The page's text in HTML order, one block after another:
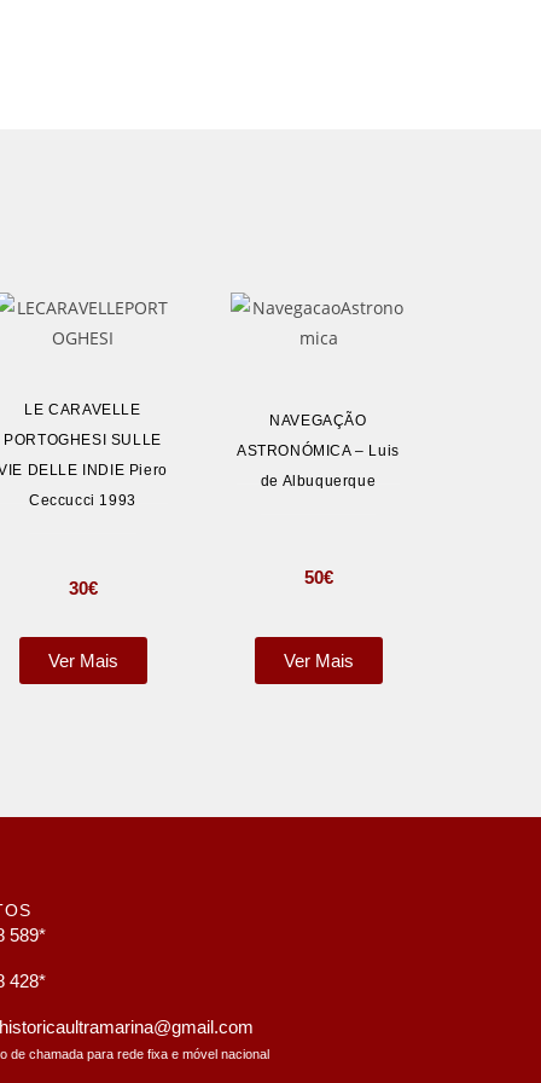
LE CARAVELLE
PORTOGHESI SULLE
DELLE INDIE Piero
Ceccucci 1993
30€
Ver Mais
NAVEGAÇÃO
ASTRONÓMICA – Luis
de Albuquerque
50€
Ver Mais
589*
428*
de chamada para rede fixa e móvel nacional